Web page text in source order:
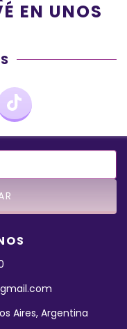
EN UNOS
Aires, Argentina